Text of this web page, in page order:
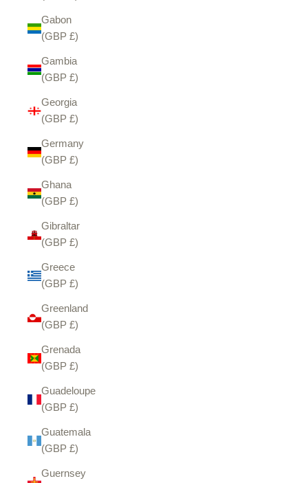
Gabon
(GBP £)
Gambia
(GBP £)
Georgia
(GBP £)
Germany
(GBP £)
Ghana
(GBP £)
Gibraltar
(GBP £)
Greece
(GBP £)
Greenland
(GBP £)
Grenada
(GBP £)
Guadeloupe
(GBP £)
Guatemala
(GBP £)
Guernsey